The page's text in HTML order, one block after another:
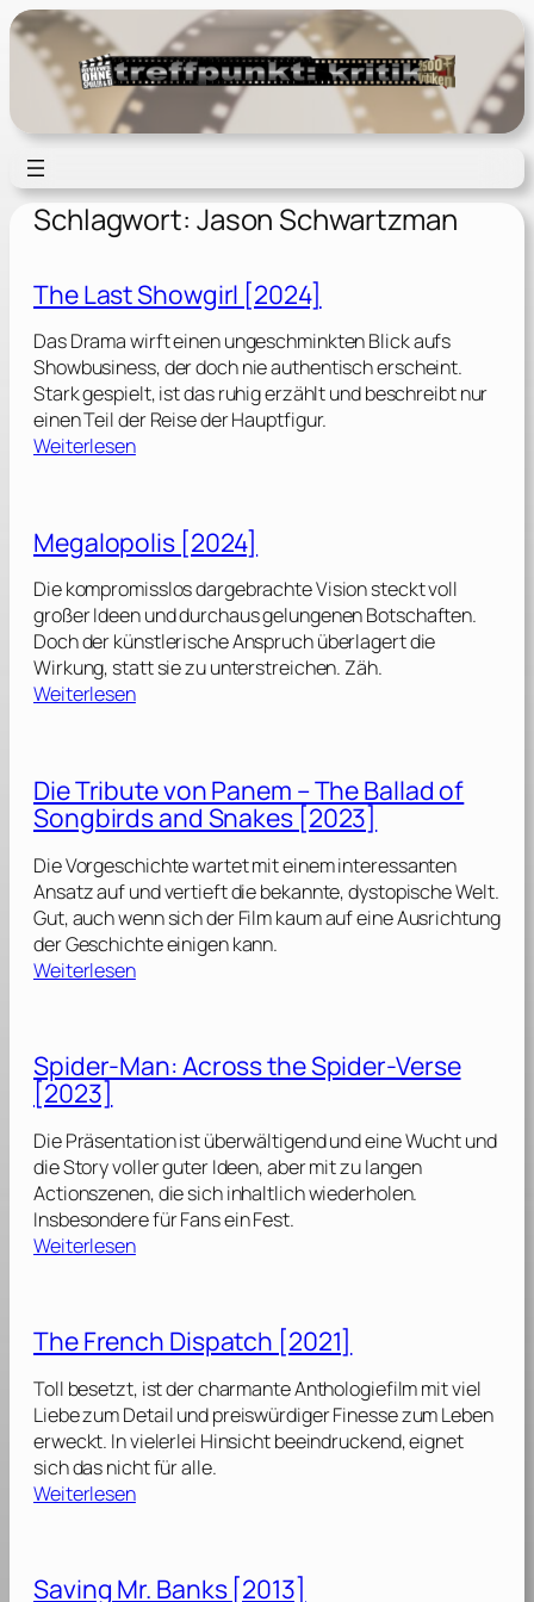
Zum
Inhalt
springen
Schlagwort: Jason Schwartzman
The Last Showgirl [2024]
Das Drama wirft einen ungeschminkten Blick aufs
Showbusiness, der doch nie authentisch erscheint.
Stark gespielt, ist das ruhig erzählt und beschreibt nur
einen Teil der Reise der Hauptfigur.
Weiterlesen:
L
s
t
S
h
o
i
r
l
[
2
0
2
4
Megalopolis [2024]
Die kompromisslos dargebrachte Vision steckt voll
großer Ideen und durchaus gelungenen Botschaften.
Doch der künstlerische Anspruch überlagert die
Wirkung, statt sie zu unterstreichen. Zäh.
Weiterlesen:
a
l
p
o
l
i
s
0
2
]
Die Tribute von Panem – The Ballad of
Songbirds and Snakes [2023]
Die Vorgeschichte wartet mit einem interessanten
Ansatz auf und vertieft die bekannte, dystopische Welt.
Gut, auch wenn sich der Film kaum auf eine Ausrichtung
der Geschichte einigen kann.
Weiterlesen:
T
b
u
t
e
v
P
a
n
e
m
–
Spider-Man: Across the Spider-Verse
[2023]
Die Präsentation ist überwältigend und eine Wucht und
die Story voller guter Ideen, aber mit zu langen
Actionszenen, die sich inhaltlich wiederholen.
Insbesondere für Fans ein Fest.
Weiterlesen:
d
e
r
-
M
a
n
c
The French Dispatch [2021]
Toll besetzt, ist der charmante Anthologiefilm mit viel
Liebe zum Detail und preiswürdiger Finesse zum Leben
erweckt. In vielerlei Hinsicht beeindruckend, eignet
sich das nicht für alle.
Weiterlesen:
Saving Mr. Banks [2013]